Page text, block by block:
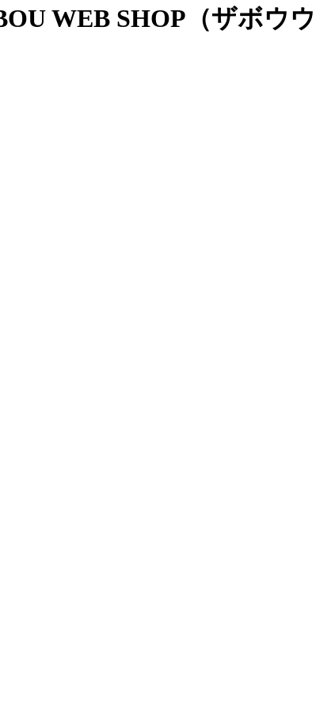
WEB SHOP（ザボウウ